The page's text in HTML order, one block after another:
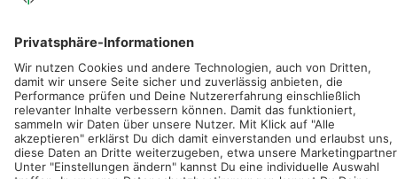
Sei immer auf dem Laufenden!
Neue Features, spannende Tipps und hilfreiche Anleitungen!